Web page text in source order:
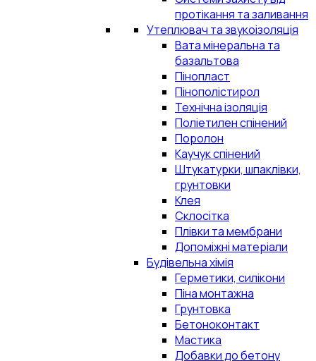
протікання та заливання
Утеплювач та звукоізоляція
Вата мінеральна та
базальтова
Пінопласт
Пінополістирол
Технічна ізоляція
Поліетилен спінений
Поролон
Каучук спінений
Штукатурки, шпаклівки,
грунтовки
Клея
Склосітка
Плівки та мембрани
Допоміжні матеріали
Будівельна хімія
Герметики, силікони
Піна монтажна
Грунтовка
Бетоноконтакт
Мастика
Добавки до бетону